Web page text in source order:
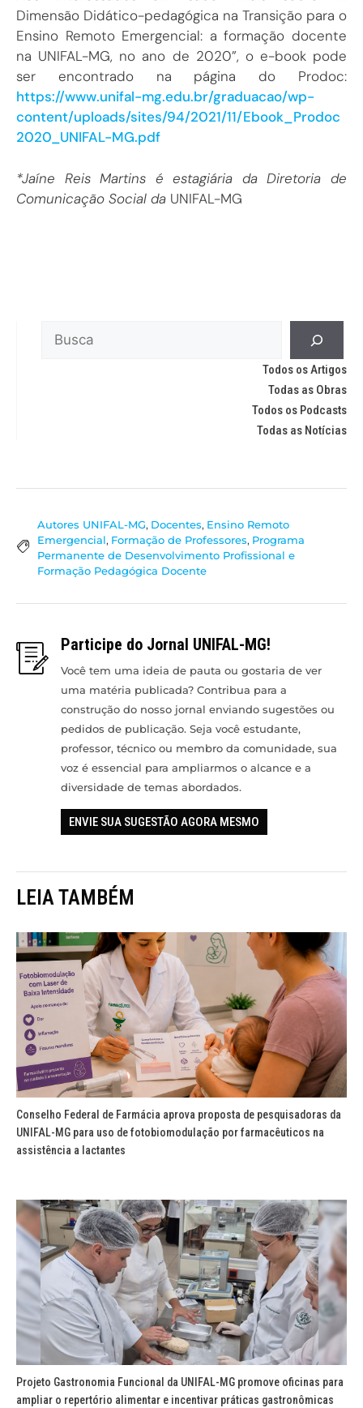
Dimensão Didático-pedagógica na Transição para o
Ensino Remoto Emergencial: a formação docente
na UNIFAL-MG, no ano de 2020”, o e-book pode
ser encontrado na página do Prodoc:
https://www.unifal-mg.edu.br/graduacao/wp-
content/uploads/sites/94/2021/11/Ebook_Prodoc
2020_UNIFAL-MG.pdf
*Jaíne Reis Martins é estagiária da Diretoria de
Comunicação Social da UNIFAL-MG
Todos os Artigos
Todas as Obras
Todos os Podcasts
Todas as Notícias
Autores UNIFAL-MG, Docentes, Ensino Remoto
Emergencial, Formação de Professores, Programa
Permanente de Desenvolvimento Profissional e
Formação Pedagógica Docente
Participe do Jornal UNIFAL-MG!
Você tem uma ideia de pauta ou gostaria de ver
uma matéria publicada? Contribua para a
construção do nosso jornal enviando sugestões ou
pedidos de publicação. Seja você estudante,
professor, técnico ou membro da comunidade, sua
voz é essencial para ampliarmos o alcance e a
diversidade de temas abordados.
ENVIE SUA SUGESTÃO AGORA MESMO
LEIA TAMBÉM
Conselho Federal de Farmácia aprova proposta de pesquisadoras da
UNIFAL-MG para uso de fotobiomodulação por farmacêuticos na
assistência a lactantes
Projeto Gastronomia Funcional da UNIFAL-MG promove oficinas para
ampliar o repertório alimentar e incentivar práticas gastronômicas